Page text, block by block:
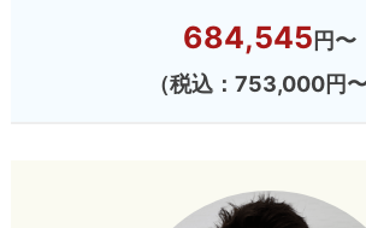
684,545 円〜
（税込：753,000円〜